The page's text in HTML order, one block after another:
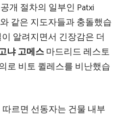
개 절차의 일부인 Patxi
같은 지도자들과 충돌했습
알려지면서 긴장감은 더
냐 고메스마드리드 레스토
로 비토 퀼레스를 비난했습
르면 선동자는 건물 내부